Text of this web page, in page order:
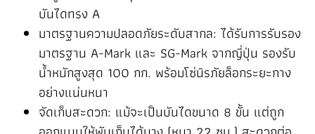
บันไดทรง A
มาตรฐานความปลอดภัยระดับสากล: ได้รับการรับรอง
มาตรฐาน A-Mark และ SG-Mark จากญี่ปุ่น รองรับ
น้ำหนักสูงสุด 100 กก. พร้อมโซ่นิรภัยล็อกระยะกาง
อย่างแน่นหนา
จัดเก็บสะดวก: แม้จะเป็นบันไดขนาด 8 ขั้น แต่ถูก